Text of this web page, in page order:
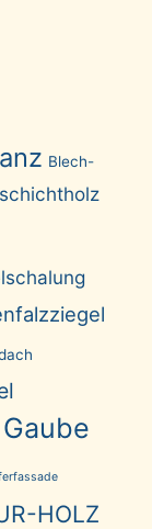
Blech-
Gaube
HOLZ